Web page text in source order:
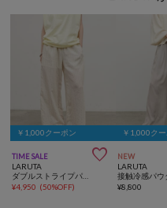
￥1,000クーポン
TIME SALE 
LARUTA
¥4,950 (50%OFF)
￥1,000ク
NEW
LARUTA
¥8,800